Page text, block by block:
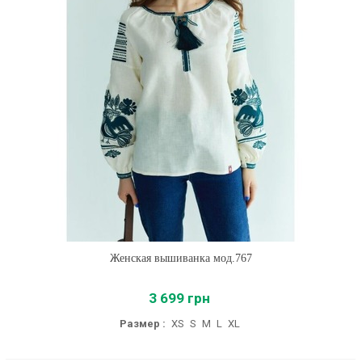
Женская вышиванка мод.767
3 699 грн
Размер : XS S M L XL